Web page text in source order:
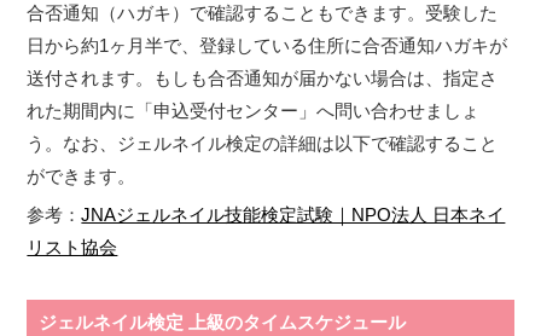
合否通知（ハガキ）で確認することもできます。受験した
日から約1ヶ月半で、登録している住所に合否通知ハガキが
送付されます。もしも合否通知が届かない場合は、指定さ
れた期間内に「申込受付センター」へ問い合わせましょ
う。なお、ジェルネイル検定の詳細は以下で確認すること
ができます。
参考：JNAジェルネイル技能検定試験｜NPO法人 日本ネイ
リスト協会
ジェルネイル検定 上級のタイムスケジュール